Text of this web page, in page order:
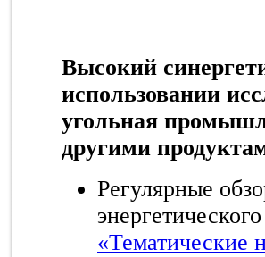
Высокий
использовании
угольная
другими
Регулярные
«Тематические